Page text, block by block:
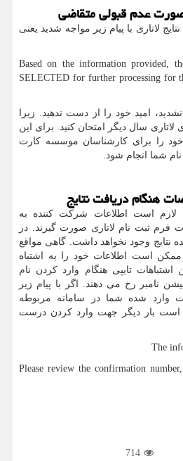
صورت عدم قبولی متقاضی
لاتاری با پیام زیر مواجه شدید یعنی
Based on the information provided,
SELECTED for further processing for
امید خود را از دست ندهید. زیرا
سال دیگر امتحان کنید. برای این
خود را برای کارشناسان موسسه کارت
شما انجام شود.
هنگام دریافت نتایج
لازم است اطلاعات شرکت کننده به
ثبت نام لاتاری صورت گیرند. در
نتایج وجود نخواهد داشت. گاهی مواقع
ممکن است اطلاعات خود را به اشتباه
اشتباهات تایپی هنگام وارد کردن نام
نامبر رخ می دهند. اگر با پیام زیر
وارد شده شما در سامانه مربوطه
است بار دیگر جهت وارد کردن درست
The
Please review the confirmation
714